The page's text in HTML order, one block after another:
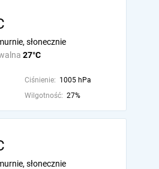
27°C
słonecznie
Ciśnienie: 1005 hPa
Wilgotność: 27%
słonecznie